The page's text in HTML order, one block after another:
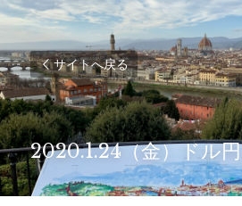
サイトへ戻る
2020.1.24（金）ドル円